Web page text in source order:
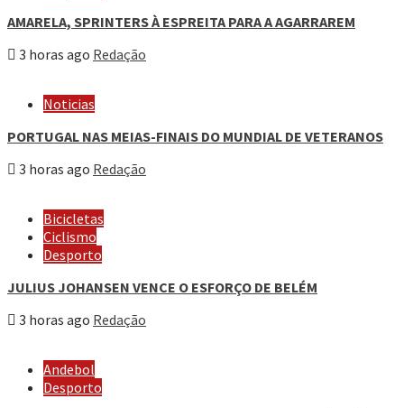
AMARELA, SPRINTERS À ESPREITA PARA A AGARRAREM
3 horas ago Redação
Noticias
PORTUGAL NAS MEIAS-FINAIS DO MUNDIAL DE VETERANOS
3 horas ago Redação
Bicicletas
Ciclismo
Desporto
JULIUS JOHANSEN VENCE O ESFORÇO DE BELÉM
3 horas ago Redação
Andebol
Desporto